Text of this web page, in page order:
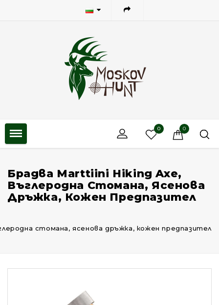
0 0
Брадва Marttiini Hiking Axe,
Въглеродна Стомана, Ясенова
Дръжка, Кожен Предпазител
стомана, ясенова дръжка, кожен предпазител